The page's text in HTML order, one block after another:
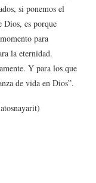
si ponemos el
Dios, es porque
para
la eternidad.
Y para los que
de vida en Dios”.